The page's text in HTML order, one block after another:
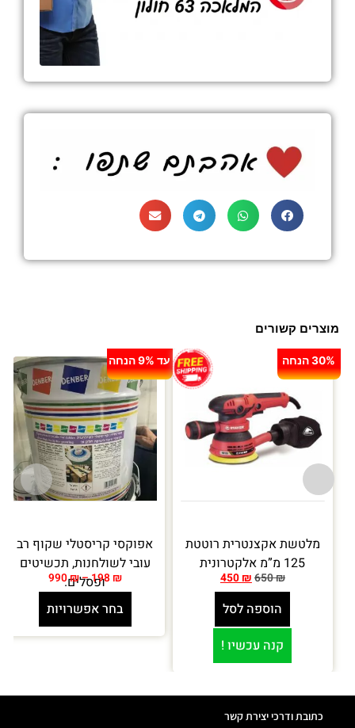
מוצרים קשורים
עד 9% הנחה
אפוקסי קריסטלי שקוף רב
עובי לשולחנות, תכשיטים
ופסלים.
198 ₪
–
990₪
בחר אפשרויות
30% הנחה
מלטשת אקצנטרית רוטטת
125 מ”מ אלקטרונית
650₪
450₪
הוספה לסל
קנה עכשיו !
כתובת ודרכי יצירת קשר